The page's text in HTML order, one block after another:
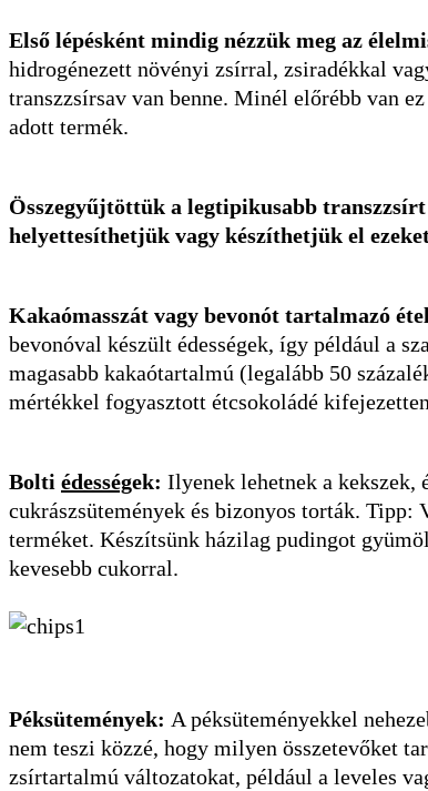
Első lépésként mindig nézzük meg az
hidrogénezett növényi zsírral, zsiradékkal
transzzsírsav van benne. Minél előrébb van
adott termék.
Összegyűjtöttük a legtipikusabb
helyettesíthetjük vagy készíthetjük el
Kakaómasszát vagy bevonót tartalmazó
bevonóval készült édességek, így például a
magasabb kakaótartalmú (legalább 50
mértékkel fogyasztott étcsokoládé
Bolti édességek: Ilyenek lehetnek a kekszek,
cukrászsütemények és bizonyos torták. Tipp:
terméket. Készítsünk házilag pudingot
kevesebb cukorral.
Péksütemények: A péksüteményekkel
nem teszi közzé, hogy milyen összetevőket
zsírtartalmú változatokat, például a leveles